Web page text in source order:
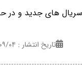
های جدید و
تاریخ انتشار : ۱۳۹۹/۰۹/۰۴